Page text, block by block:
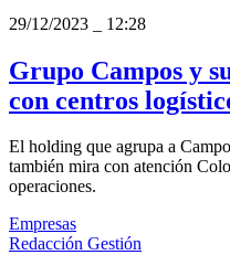
29/12/2023
12:28
Grupo Campos y
con centros
El holding que agrupa a
también mira con atención
operaciones.
Empresas
Redacción Gestión